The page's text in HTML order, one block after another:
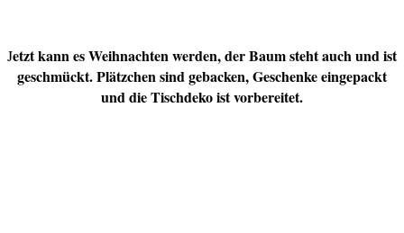
Jetzt kann es Weihnachten werden, der Baum steht auch und ist
geschmückt. Plätzchen sind gebacken, Geschenke eingepackt
und die Tischdeko ist vorbereitet.